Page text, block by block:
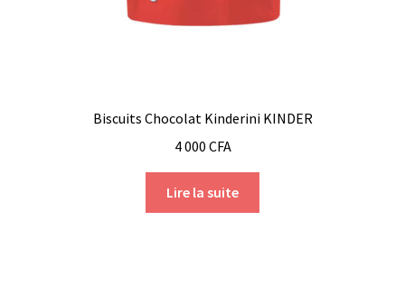
Biscuits Chocolat Kinderini KINDER
4 000 CFA
Lire la suite